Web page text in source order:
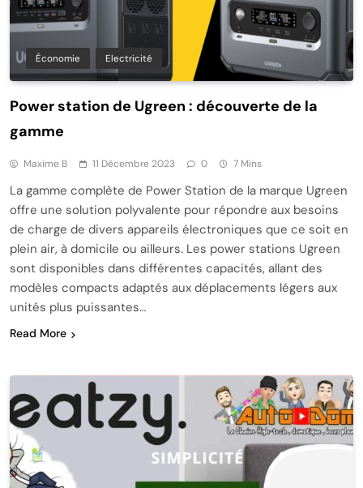
Économie Electricité
Power station de Ugreen : découverte de la
gamme
Maxime B 11 Décembre 2023 0 7 Mins
La gamme complète de Power Station de la marque Ugreen
offre une solution polyvalente pour répondre aux besoins
de charge de divers appareils électroniques que ce soit en
plein air, à domicile ou ailleurs. Les power stations Ugreen
sont disponibles dans différentes capacités, allant des
modèles compacts adaptés aux déplacements légers aux
unités plus puissantes…
Read More